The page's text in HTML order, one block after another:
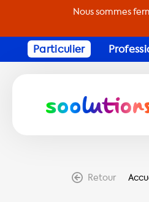
Nous sommes
Particulier
Retour